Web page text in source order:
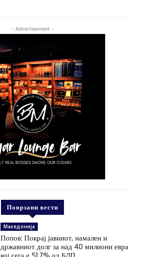
- Advertisement -
Поврзани вести
Македонија
Попов: Покрај јавниот, намален и
државниот долг за над 40 милиони евра